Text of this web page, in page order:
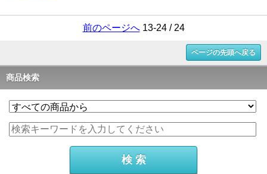
前のページへ13-24 / 24
ページの先頭へ戻る
商品検索